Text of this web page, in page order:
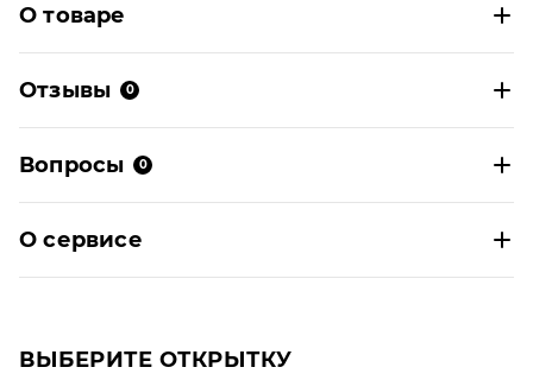
О товаре
Отзывы 0
Вопросы 0
О сервисе
ВЫБЕРИТЕ ОТКРЫТКУ